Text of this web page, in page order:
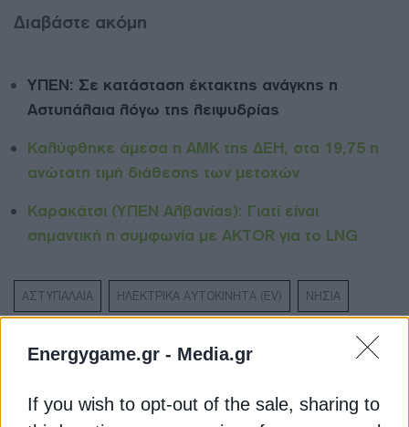
Energygame.gr - Media.gr
If you wish to opt-out of the sale, sharing to
Διαβάστε ακόμη
ΥΠΕΝ: Σε κατάσταση έκτακτης ανάγκης η
Αστυπάλαια λόγω της λειψυδρίας
Καλύφθηκε άμεσα η ΑΜΚ της ΔΕΗ, στα 19,75 η
ανώτατη τιμή διάθεσης των μετοχών
Καρακάτσι (ΥΠΕΝ Αλβανίας): Γιατί είναι
σημαντική η συμφωνία με AKTOR για το LNG
ΑΣΤΥΠΑΛΑΙΑ ΗΛΕΚΤΡΙΚΑ ΑΥΤΟΚΙΝΗΤΑ (EV) ΝΗΣΙΑ
ΔΕΊΤΕ ΕΠΊΣΗΣ